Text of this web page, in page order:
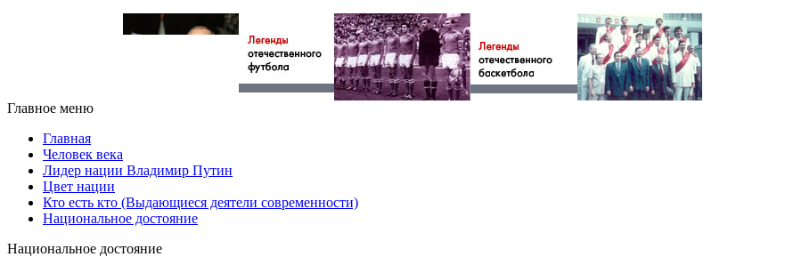
Главное меню
Главная
Человек века
Лидер нации Владимир Путин
Цвет нации
Кто есть кто (Выдающиеся деятели современности)
Национальное достояние
Национальное достояние